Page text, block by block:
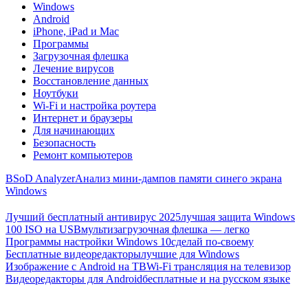
Windows
Android
iPhone, iPad и Mac
Программы
Загрузочная флешка
Лечение вирусов
Восстановление данных
Ноутбуки
Wi-Fi и настройка роутера
Интернет и браузеры
Для начинающих
Безопасность
Ремонт компьютеров
BSoD AnalyzerАнализ мини-дампов памяти синего экрана
Windows
Лучший бесплатный антивирус 2025лучшая защита Windows
100 ISO на USBмультизагрузочная флешка — легко
Программы настройки Windows 10сделай по-своему
Бесплатные видеоредакторылучшие для Windows
Изображение с Android на ТВWi-Fi трансляция на телевизор
Видеоредакторы для Androidбесплатные и на русском языке